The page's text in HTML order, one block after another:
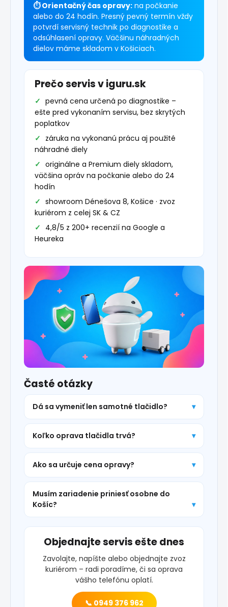
⏱ Orientačný čas opravy: na počkanie
alebo do 24 hodín. Presný pevný termín vždy
potvrdí servisný technik po diagnostike a
odsúhlasení opravy. Väčšinu náhradných
dielov máme skladom v Košiciach.
Prečo servis v iguru.sk
pevná cena určená po diagnostike –
ešte pred vykonaním servisu, bez skrytých
poplatkov
záruka na vykonanú prácu aj použité
náhradné diely
originálne a Premium diely skladom,
väčšina opráv na počkanie alebo do 24
hodín
showroom Dénešova 8, Košice · zvoz
kuriérom z celej SK & CZ
4,8/5 z 200+ recenzií na Google a
Heureka
Časté otázky
Dá sa vymeniť len samotné tlačidlo?
Koľko oprava tlačidla trvá?
Ako sa určuje cena opravy?
Musím zariadenie priniesť osobne do
Košíc?
Objednajte servis ešte dnes
Zavolajte, napíšte alebo objednajte zvoz
kuriérom – radi poradíme, či sa oprava
vášho telefónu oplatí.
📞 0949 376 962